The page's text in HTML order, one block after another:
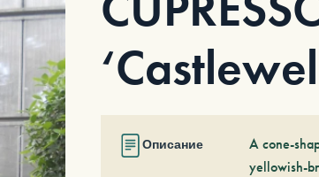
Описание
A cone-
yellowish-